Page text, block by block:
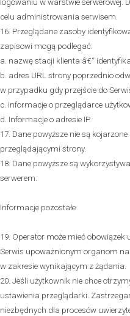
logowaniu w warstwie serwerowej.
celu administrowania serwisem.
16. Przeglądane zasoby
zapisowi mogą podlegać:
a. nazwę stacji klienta â€“
b. adres URL strony poprzednio
w przypadku gdy przejście do
c. informacje o przeglądarce
d. Informacje o adresie IP.
17. Dane powyższe nie są
przeglądającymi strony.
18. Dane powyższe są
serwerem.
Informacje pozostałe
19. Operator może mieć
Serwis upoważnionym organom
w zakresie wynikającym z żądania.
20. Jeśli użytkownik nie chce
ustawienia przeglądarki.
niezbędnych dla procesów